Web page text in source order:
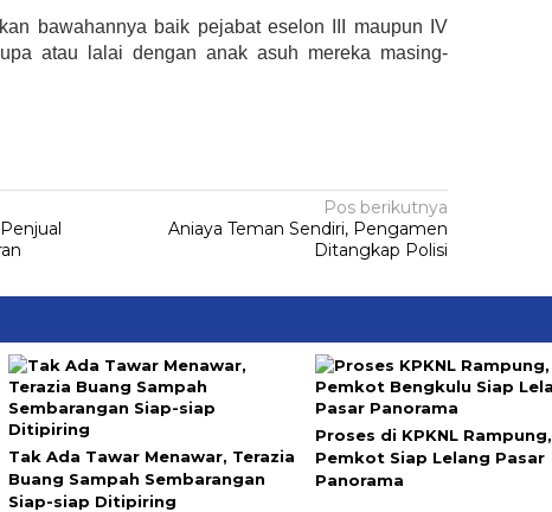
bawahannya baik pejabat eselon III maupun IV
atau lalai dengan anak asuh mereka masing-
Pos berikutnya
Aniaya Teman Sendiri, Pengamen
Ditangkap Polisi
Tak Ada Tawar Menawar, Terazia
Buang Sampah Sembarangan
Siap-siap Ditipiring
Proses di KPKNL Rampung,
Pemkot Siap Lelang Pasar
Panorama